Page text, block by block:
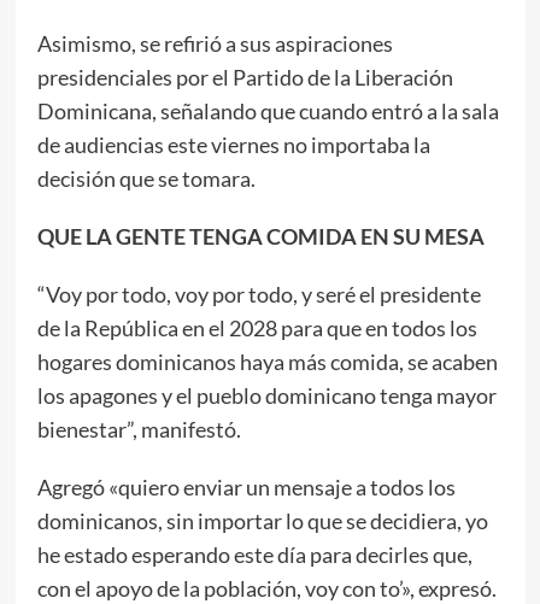
Asimismo, se refirió a sus aspiraciones
presidenciales por el Partido de la Liberación
Dominicana, señalando que cuando entró a la sala
de audiencias este viernes no importaba la
decisión que se tomara.
QUE LA GENTE TENGA COMIDA EN SU MESA
“Voy por todo, voy por todo, y seré el presidente
de la República en el 2028 para que en todos los
hogares dominicanos haya más comida, se acaben
los apagones y el pueblo dominicano tenga mayor
bienestar”, manifestó.
Agregó «quiero enviar un mensaje a todos los
dominicanos, sin importar lo que se decidiera, yo
he estado esperando este día para decirles que,
con el apoyo de la población, voy con to’», expresó.